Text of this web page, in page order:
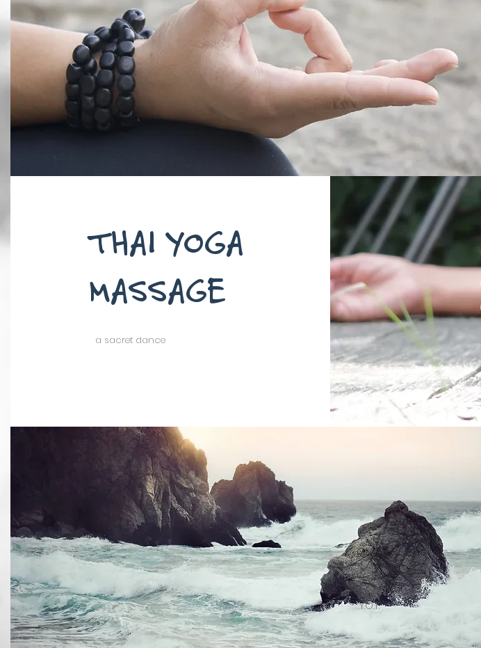
THAI YOGA
MASSAGE
a sacret dance
Y.O.T.